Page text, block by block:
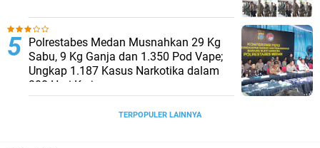
Polrestabes Medan Musnahkan 29 Kg
Sabu, 9 Kg Ganja dan 1.350 Pod Vape;
Ungkap 1.187 Kasus Narkotika dalam
300 Hari Kerja
TERPOPULER LAINNYA